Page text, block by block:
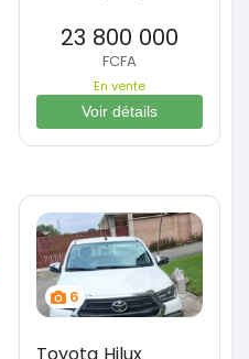
23 800 000
FCFA
En vente
Voir détails
6